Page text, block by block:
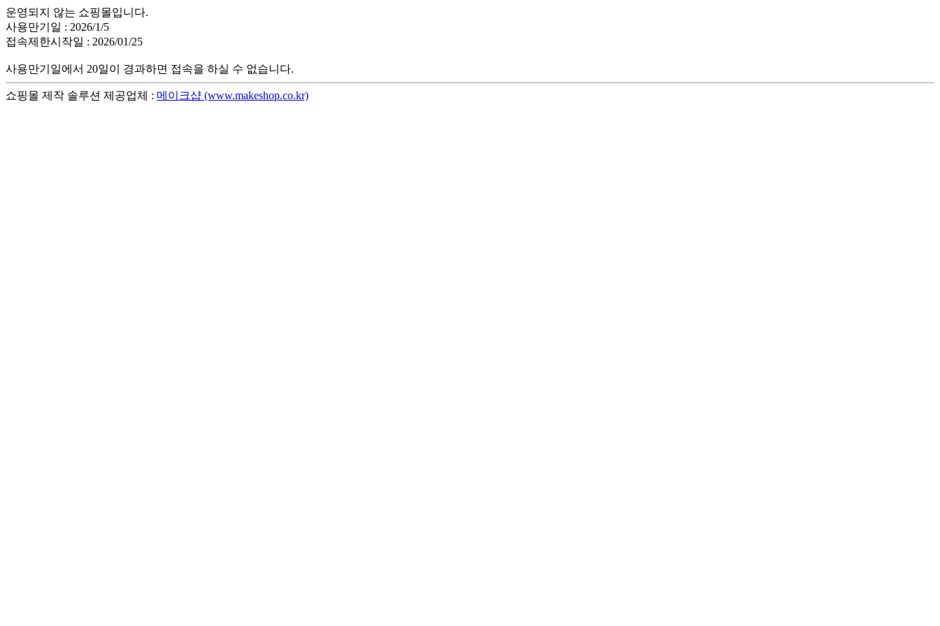
운영되지 않는 쇼핑몰입니다.
사용만기일 : 2026/1/5
접속제한시작일 : 2026/01/25
사용만기일에서 20일이 경과하면 접속을 하실 수 없습니다.
쇼핑몰 제작 솔루션 제공업체 : 메이크샵 (www.makeshop.co.kr)